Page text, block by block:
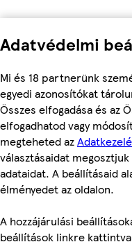
Adatvédelmi
Mi és 18 partnerünk
egyedi azonosítókat
Összes elfogadása és az
elfogadhatod vagy
megteheted az
választásaidat
adataidat. A beállításaid
élményedet az oldalon.
A hozzájárulási
beállítások linkre